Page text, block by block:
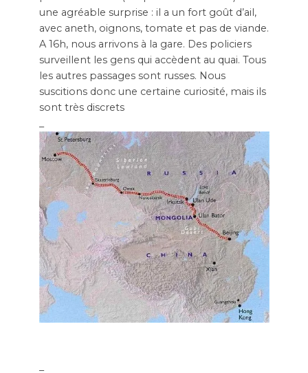
une agréable surprise : il a un fort goût d’ail,
avec aneth, oignons, tomate et pas de viande.
A 16h, nous arrivons à la gare. Des policiers
surveillent les gens qui accèdent au quai. Tous
les autres passages sont russes. Nous
suscitions donc une certaine curiosité, mais ils
sont très discrets